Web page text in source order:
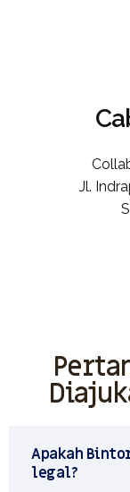
Jl.
Apakah
legal?